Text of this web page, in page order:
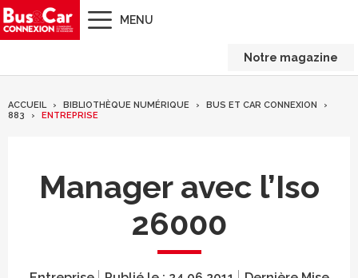
MENU
Notre magazine
ACCUEIL BIBLIOTHÈQUE NUMÉRIQUE
BUS ET CAR CONNEXION
883
ENTREPRISE
Manager avec l’Iso
26000